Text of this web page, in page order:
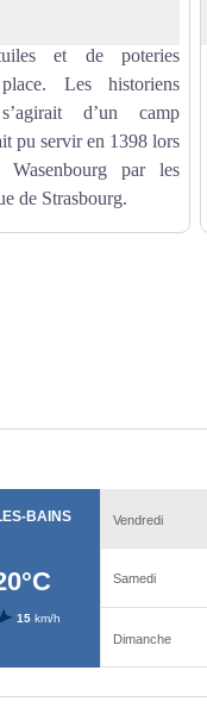
et de poteries
Les historiens
d’un camp
pu servir en 1398 lors
par les
de Strasbourg.